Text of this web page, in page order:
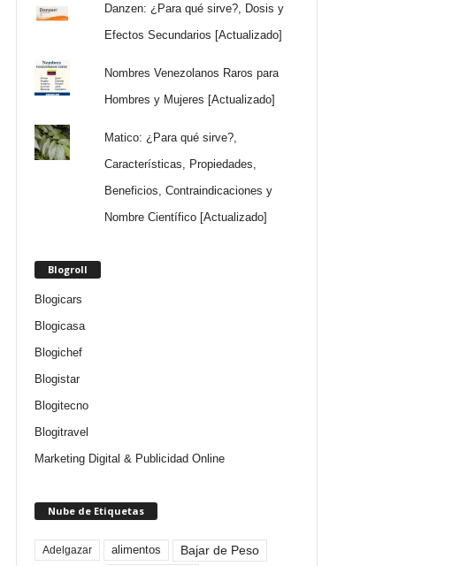
Danzen: ¿Para qué sirve?, Dosis y
Efectos Secundarios [Actualizado]
Nombres Venezolanos Raros para
Hombres y Mujeres [Actualizado]
Matico: ¿Para qué sirve?,
Características, Propiedades,
Beneficios, Contraindicaciones y
Nombre Científico [Actualizado]
Blogroll
Blogicars
Blogicasa
Blogichef
Blogistar
Blogitecno
Blogitravel
Marketing Digital & Publicidad Online
Nube de Etiquetas
Adelgazar alimentos Bajar de Peso